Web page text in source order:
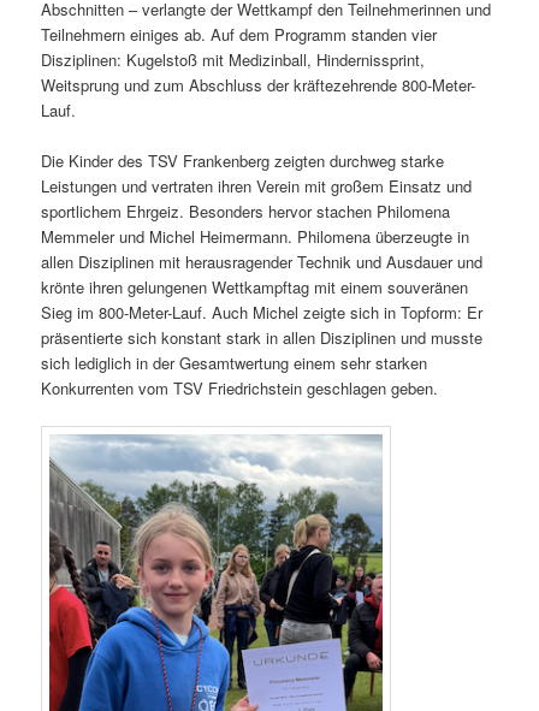
Abschnitten – verlangte der Wettkampf den Teilnehmerinnen und
Teilnehmern einiges ab. Auf dem Programm standen vier
Disziplinen: Kugelstoß mit Medizinball, Hindernissprint,
Weitsprung und zum Abschluss der kräftezehrende 800-Meter-
Lauf.
Die Kinder des TSV Frankenberg zeigten durchweg starke
Leistungen und vertraten ihren Verein mit großem Einsatz und
sportlichem Ehrgeiz. Besonders hervor stachen Philomena
Memmeler und Michel Heimermann. Philomena überzeugte in
allen Disziplinen mit herausragender Technik und Ausdauer und
krönte ihren gelungenen Wettkampftag mit einem souveränen
Sieg im 800-Meter-Lauf. Auch Michel zeigte sich in Topform: Er
präsentierte sich konstant stark in allen Disziplinen und musste
sich lediglich in der Gesamtwertung einem sehr starken
Konkurrenten vom TSV Friedrichstein geschlagen geben.